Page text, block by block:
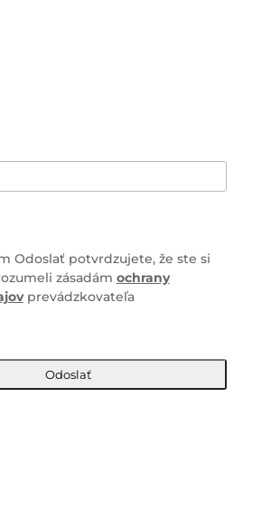
Odoslať potvrdzujete, že ste si
zásadám ochrany
prevádzkovateľa